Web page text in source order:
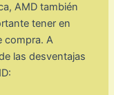
AMD también
tener en
compra. A
las desventajas